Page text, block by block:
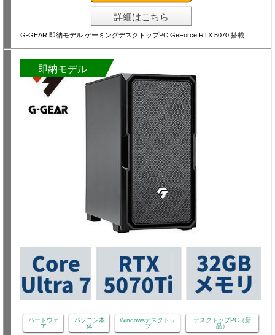
詳細はこちら
G-GEAR 即納モデル ゲーミングデスクトップPC GeForce RTX 5070 搭載
即納モデル
ハードウェ
ア
パソコン本
体
Windowsデスクトッ
プ
デスクトップPC（新
品）